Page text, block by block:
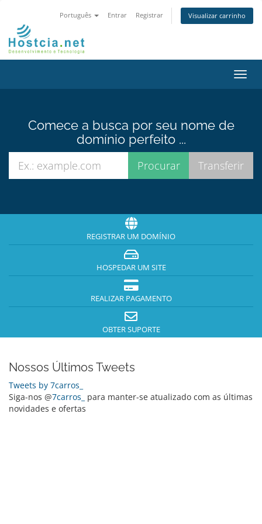
Português Entrar Registrar Visualizar carrinho
Comece a busca por seu nome de
domínio perfeito ...
REGISTRAR UM DOMÍNIO
HOSPEDAR UM SITE
REALIZAR PAGAMENTO
OBTER SUPORTE
Nossos Últimos Tweets
Tweets by 7carros_
Siga-nos @7carros_
para manter-se atualizado com as últimas
novidades e ofertas